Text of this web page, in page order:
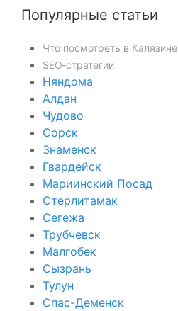
Популярные статьи
Что посмотреть в Калязине
SEO‑стратегии
Няндома
Алдан
Чудово
Сорск
Знаменск
Гвардейск
Мариинский Посад
Стерлитамак
Сегежа
Трубчевск
Малгобек
Сызрань
Тулун
Спас-Деменск